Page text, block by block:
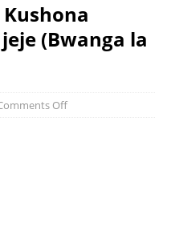
(Bwanga la
Off